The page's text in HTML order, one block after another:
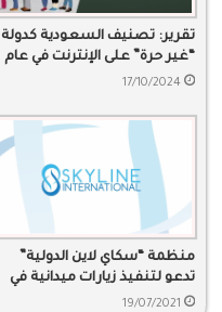
تقرير: تصنيف السعودية كدولة
“غير حرة” على الإنترنت في عام
2024
17/10/2024
منظمة “سكاي لاين الدولية”
تدعو لتنفيذ زيارات ميدانية في
سجون السعودية
19/07/2021